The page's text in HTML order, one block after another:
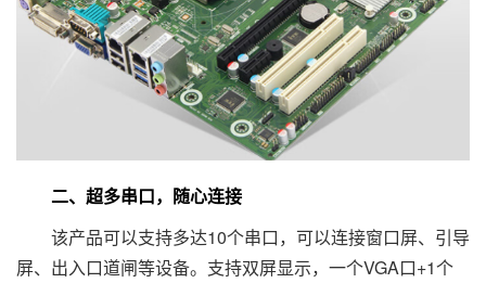
二、超多串口，随心连接
该产品可以支持多达10个串口，可以连接窗口屏、引导
屏、出入口道闸等设备。支持双屏显示，一个VGA口+1个